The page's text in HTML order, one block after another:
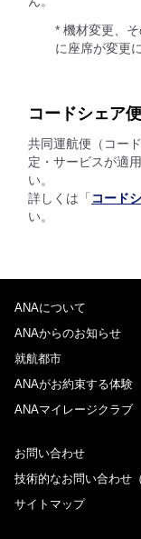
* 機材変更、
に座席が変更
コードシェア
共同運航便（コー
定・サービスが適
い。
詳しくは「 コード
い。
ANAについて
ANAからのお知らせ
就航都市
ANAがお約束する体験
ANAマイレージクラブ
お問い合わせ
技術的なお問い合わせ
サイトマップ